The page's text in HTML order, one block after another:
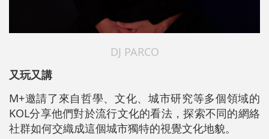
DJ PARCO
又玩又講
M+邀請了來自哲學、文化、城市研究等多個領域的
KOL分享他們對於流行文化的看法，探索不同的網絡
社群如何交織成這個城市獨特的視覺文化地貌。